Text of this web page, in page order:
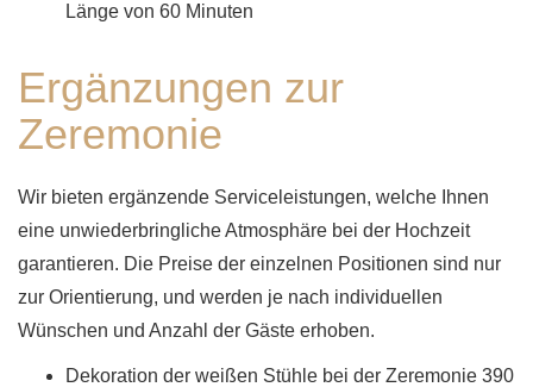
Länge von 60 Minuten
Ergänzungen zur
Zeremonie
Wir bieten ergänzende Serviceleistungen, welche Ihnen
eine unwiederbringliche Atmosphäre bei der Hochzeit
garantieren. Die Preise der einzelnen Positionen sind nur
zur Orientierung, und werden je nach individuellen
Wünschen und Anzahl der Gäste erhoben.
Dekoration der weißen Stühle bei der Zeremonie 390